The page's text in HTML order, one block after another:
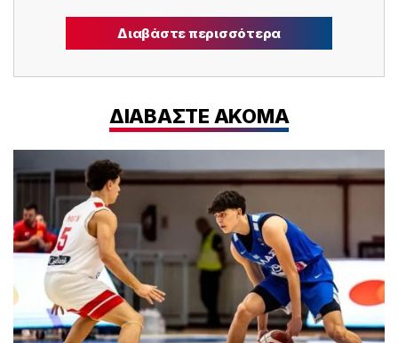
Διαβάστε περισσότερα
ΔΙΑΒΑΣΤΕ ΑΚΟΜΑ